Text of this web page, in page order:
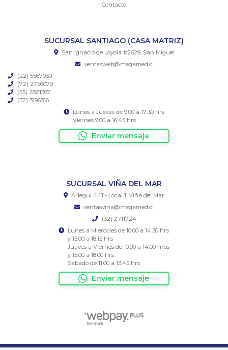
Contacto
SUCURSAL SANTIAGO (CASA MATRIZ)
San Ignacio de Loyola #2629, San Miguel
ventasweb@megamed.cl
(22) 5567030
(72) 2756079
(55) 2821367
(32) 3196316
Lunes a Jueves de 9:00 a 17:30 hrs
Viernes 9:00 a 16:45 hrs
Enviar mensaje
SUCURSAL VIÑA DEL MAR
Arlegui 441 - Local 1, Viña del Mar
ventasvina@megamed.cl
(32) 2711724
Lunes a Miercoles de 10:00 a 14:30 hrs
y 15:00 a 18:15 hrs
Juaves a Viernes de 10:00 a 14:00 hros
y 15:00 a 18:00 hrs
Sábado de 11:00 a 13:45 hrs
Enviar mensaje